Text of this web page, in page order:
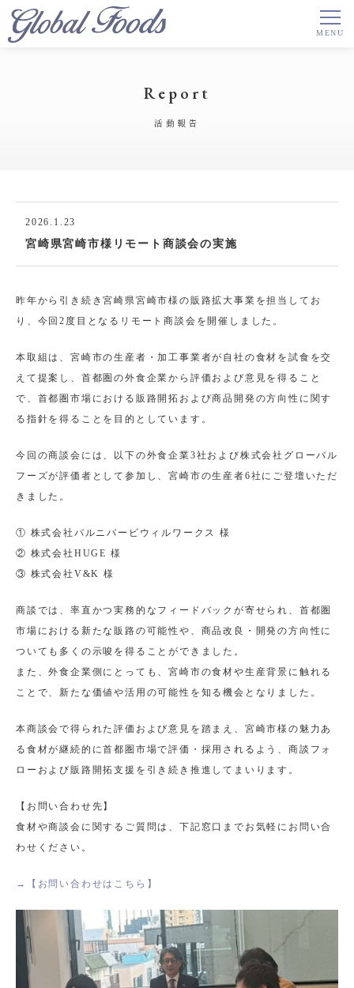
Report
活動報告
2026.1.23
宮崎県宮崎市様リモート商談会の実施
昨年から引き続き宮崎県宮崎市様の販路拡大事業を担当してお
り、今回2度目となるリモート商談会を開催しました。
本取組は、宮崎市の生産者・加工事業者が自社の食材を試食を交
えて提案し、首都圏の外食企業から評価および意見を得ること
で、首都圏市場における販路開拓および商品開発の方向性に関す
る指針を得ることを目的としています。
今回の商談会には、以下の外食企業3社および株式会社グローバル
フーズが評価者として参加し、宮崎市の生産者6社にご登壇いただ
きました。
① 株式会社バルニバービウィルワークス 様
② 株式会社HUGE 様
③ 株式会社V&K 様
商談では、率直かつ実務的なフィードバックが寄せられ、首都圏
市場における新たな販路の可能性や、商品改良・開発の方向性に
ついても多くの示唆を得ることができました。
また、外食企業側にとっても、宮崎市の食材や生産背景に触れる
ことで、新たな価値や活用の可能性を知る機会となりました。
本商談会で得られた評価および意見を踏まえ、宮崎市様の魅力あ
る食材が継続的に首都圏市場で評価・採用されるよう、商談フォ
ローおよび販路開拓支援を引き続き推進してまいります。
【お問い合わせ先】
食材や商談会に関するご質問は、下記窓口までお気軽にお問い合
わせください。
→【お問い合わせはこちら】